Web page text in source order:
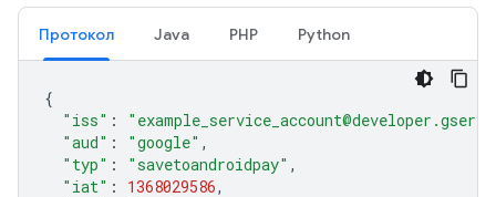
Протокол Java PHP Python
{
"iss" :
"aud" : "google" ,
"typ" : "savetoandroidpay" ,
"iat" : 1368029586,